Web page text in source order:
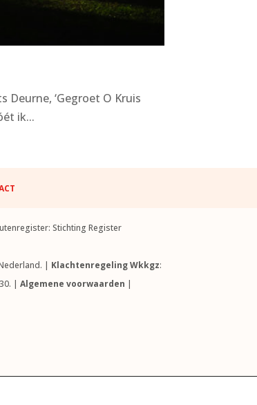
‘Gegroet O Kruis
ik...
Stichting Register
| Klachtenregeling Wkkgz:
| Algemene voorwaarden |
Het Verband.